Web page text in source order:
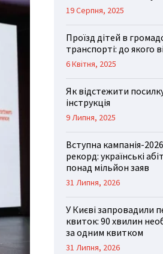
19 Серпня, 2025
Проїзд дітей в
транспорті: до якого
6 Квітня, 2025
Як відстежити
інструкція
9 Липня, 2025
Вступна кампанія-
рекорд: українські
понад мільйон заяв
31 Липня, 2026
У Києві запровадили
квиток: 90 хвилин
за одним квитком
31 Липня, 2026